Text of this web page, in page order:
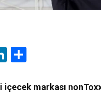
LinkedIn
içecek markası